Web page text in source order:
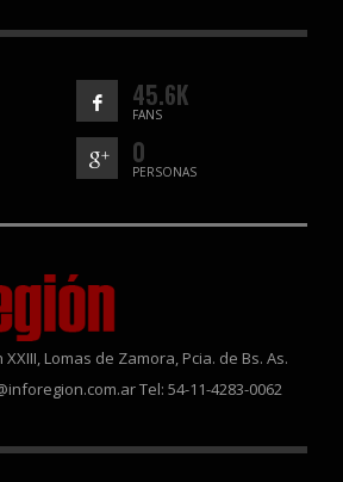
45.6K
FANS
0
PERSONAS
Lomas de Zamora, Pcia. de Bs. As.
Tel: 54-11-4283-0062